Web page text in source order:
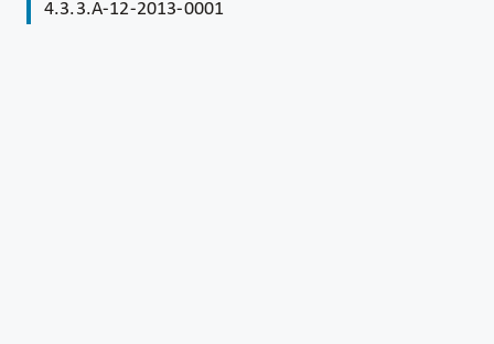
4.3.3.A-12-2013-0001